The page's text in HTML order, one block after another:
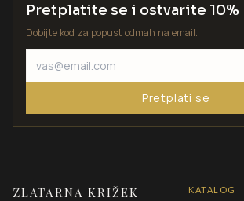
Pretplatite se i ostvarite 10%
Dobijte kod za popust odmah na email.
Pretplati se
ZLATARNA KRIŽEK KATALOG